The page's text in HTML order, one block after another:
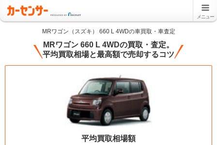
メニュー
MRワゴン（スズキ） 660 L 4WDの車買取・車査定
MRワゴン 660 L 4WDの買取・査定。
平均買取相場と最高額で売却するコツ
平均買取相場額